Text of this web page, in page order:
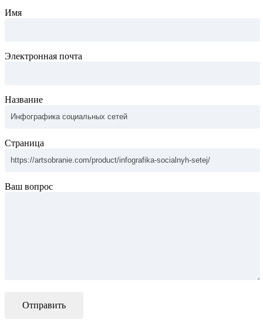
Имя
Электронная почта
Название
Страница
Ваш вопрос